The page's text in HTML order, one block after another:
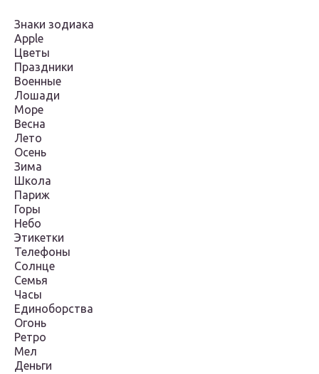
Знаки зодиака
Apple
Цветы
Праздники
Военные
Лошади
Море
Весна
Лето
Осень
Зима
Школа
Париж
Горы
Небо
Этикетки
Телефоны
Солнце
Семья
Часы
Единоборства
Огонь
Ретро
Мел
Деньги